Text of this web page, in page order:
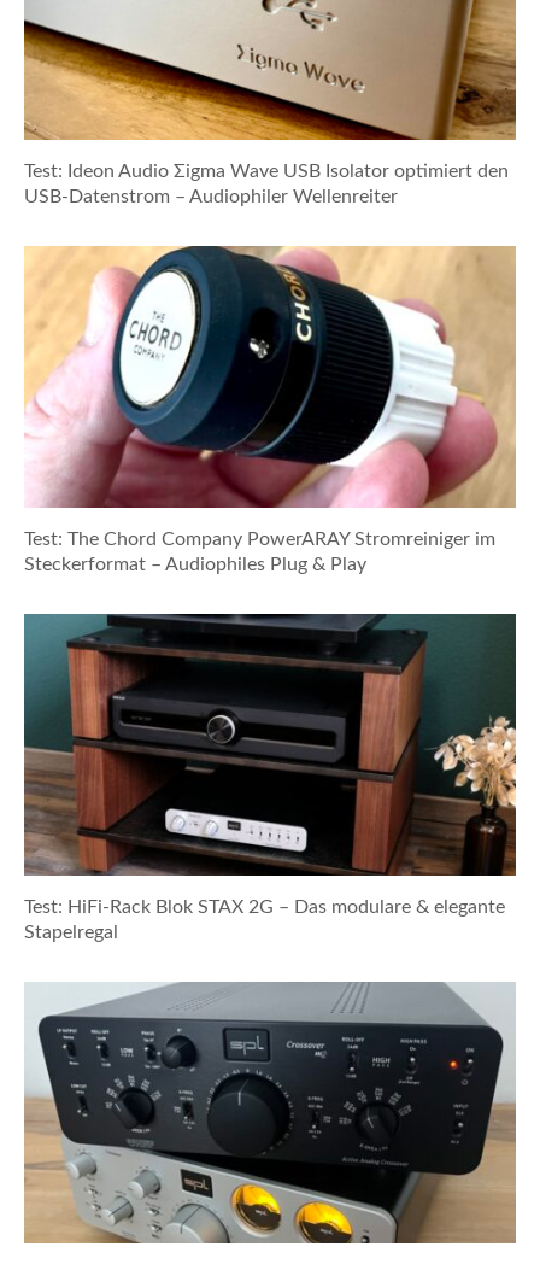
Test: Ideon Audio Σigma Wave USB Isolator optimiert den
USB-Datenstrom – Audiophiler Wellenreiter
Test: The Chord Company PowerARAY Stromreiniger im
Steckerformat – Audiophiles Plug & Play
Test: HiFi-Rack Blok STAX 2G – Das modulare & elegante
Stapelregal